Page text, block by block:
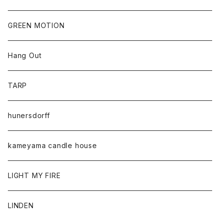
GREEN MOTION
Hang Out
TARP
hunersdorff
kameyama candle house
LIGHT MY FIRE
LINDEN